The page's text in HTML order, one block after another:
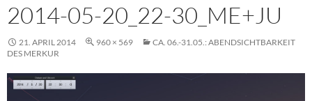
2014-05-20_22-30_ME+JU
21. APRIL 2014 960 × 569
CA. 06.-31.05.: ABENDSICHTBARKEIT
DES MERKUR